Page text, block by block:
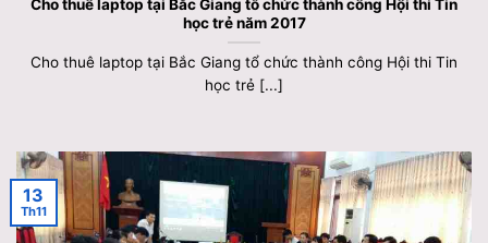
Cho thuê laptop tại Bắc Giang tổ chức thành công Hội thi Tin
học trẻ năm 2017
Cho thuê laptop tại Bắc Giang tổ chức thành công Hội thi Tin
học trẻ [...]
13
Th11